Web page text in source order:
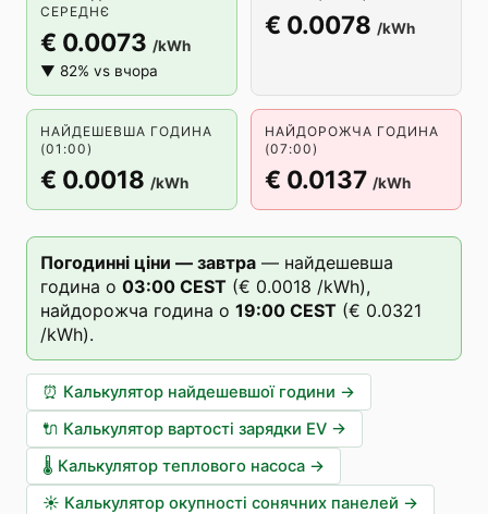
СЕРЕДНЄ
€ 0.0073 /kWh
▼ 82% vs вчора
€ 0.0078 /kWh
НАЙДЕШЕВША ГОДИНА
(01:00)
€ 0.0018 /kWh
НАЙДОРОЖЧА ГОДИНА
(07:00)
€ 0.0137 /kWh
Погодинні ціни — завтра — найдешевша
година о 03:00 CEST (€ 0.0018 /kWh),
найдорожча година о 19:00 CEST (€ 0.0321
/kWh).
⏰ Калькулятор найдешевшої години →
🔌 Калькулятор вартості зарядки EV →
🌡️ Калькулятор теплового насоса →
☀️ Калькулятор окупності сонячних панелей →